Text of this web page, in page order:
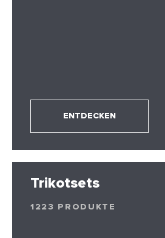
ENTDECKEN
Trikotsets
1223 PRODUKTE